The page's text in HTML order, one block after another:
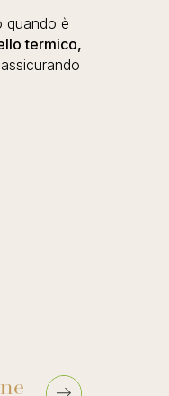
quando è
termico,